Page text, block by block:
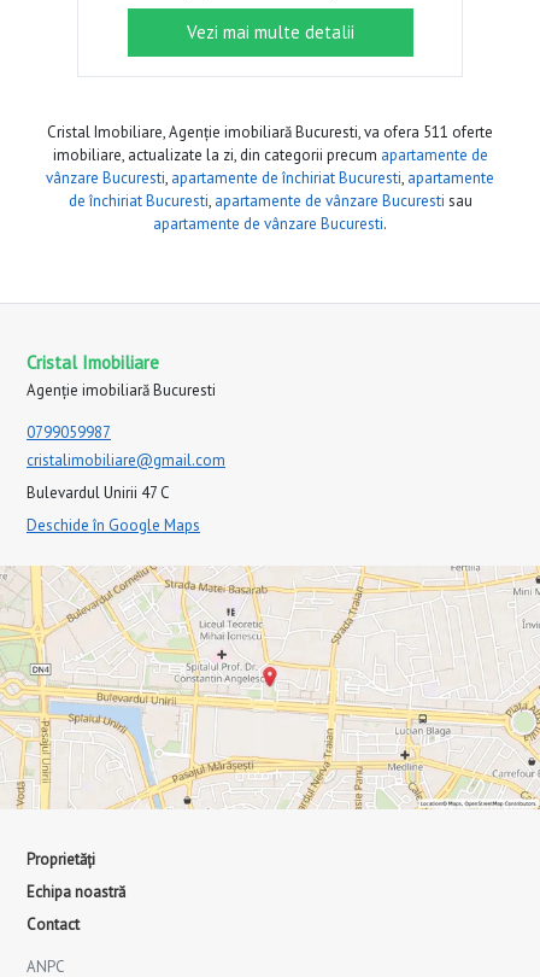
Vezi mai multe detalii
Cristal Imobiliare, Agenție imobiliară Bucuresti, va ofera 511 oferte
imobiliare, actualizate la zi, din categorii precum apartamente de
vânzare Bucuresti, apartamente de închiriat Bucuresti, apartamente
de închiriat Bucuresti, apartamente de vânzare Bucuresti sau
apartamente de vânzare Bucuresti.
Cristal Imobiliare
Agenție imobiliară Bucuresti
0799059987
cristalimobiliare@gmail.com
Bulevardul Unirii 47 C
Deschide în Google Maps
Proprietăți
Echipa noastră
Contact
ANPC